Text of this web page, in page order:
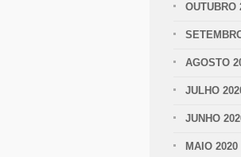
OUTUBRO
AGOSTO
JULHO
JUNHO
MAIO 2020